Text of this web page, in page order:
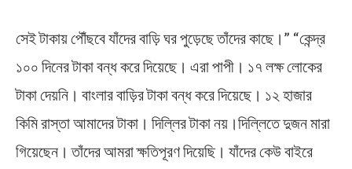
সেই টাকায় পৌঁছবে যাঁদের বাড়ি ঘর পুড়েছে তাঁদের কাছে।” “কেন্দ্র
১০০ দিনের টাকা বন্ধ করে দিয়েছে। এরা পাপী। ১৭ লক্ষ লোকের
টাকা দেয়নি। বাংলার বাড়ির টাকা বন্ধ করে দিয়েছে। ১২ হাজার
কিমি রাস্তা আমাদের টাকা। দিল্লির টাকা নয়।দিল্লিতে দুজন মারা
গিয়েছেন। তাঁদের আমরা ক্ষতিপূরণ দিয়েছি। যাঁদের কেউ বাইরে